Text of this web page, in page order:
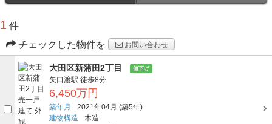
1 件
チェックした物件を
お問い合わせ
大田区新蒲田2丁目 値下げ
矢口渡駅 徒歩8分
6,450万円
築年月 2021年04月 (築5年)
建物構造
木造